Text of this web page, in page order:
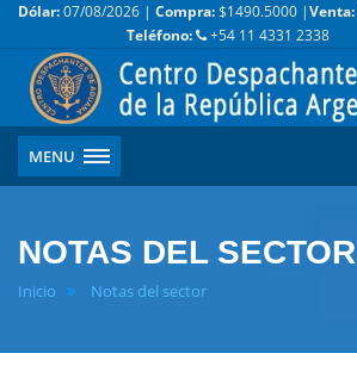
Dólar:07/08/2026 | Compra:$1490.5000 |Venta:
Teléfono:
+54 11 4331 2338
MENU
NOTAS DEL SECTOR
Inicio Notas del sector